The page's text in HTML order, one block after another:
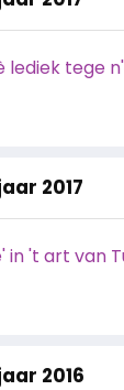
tege
2017
in 't art van
2016